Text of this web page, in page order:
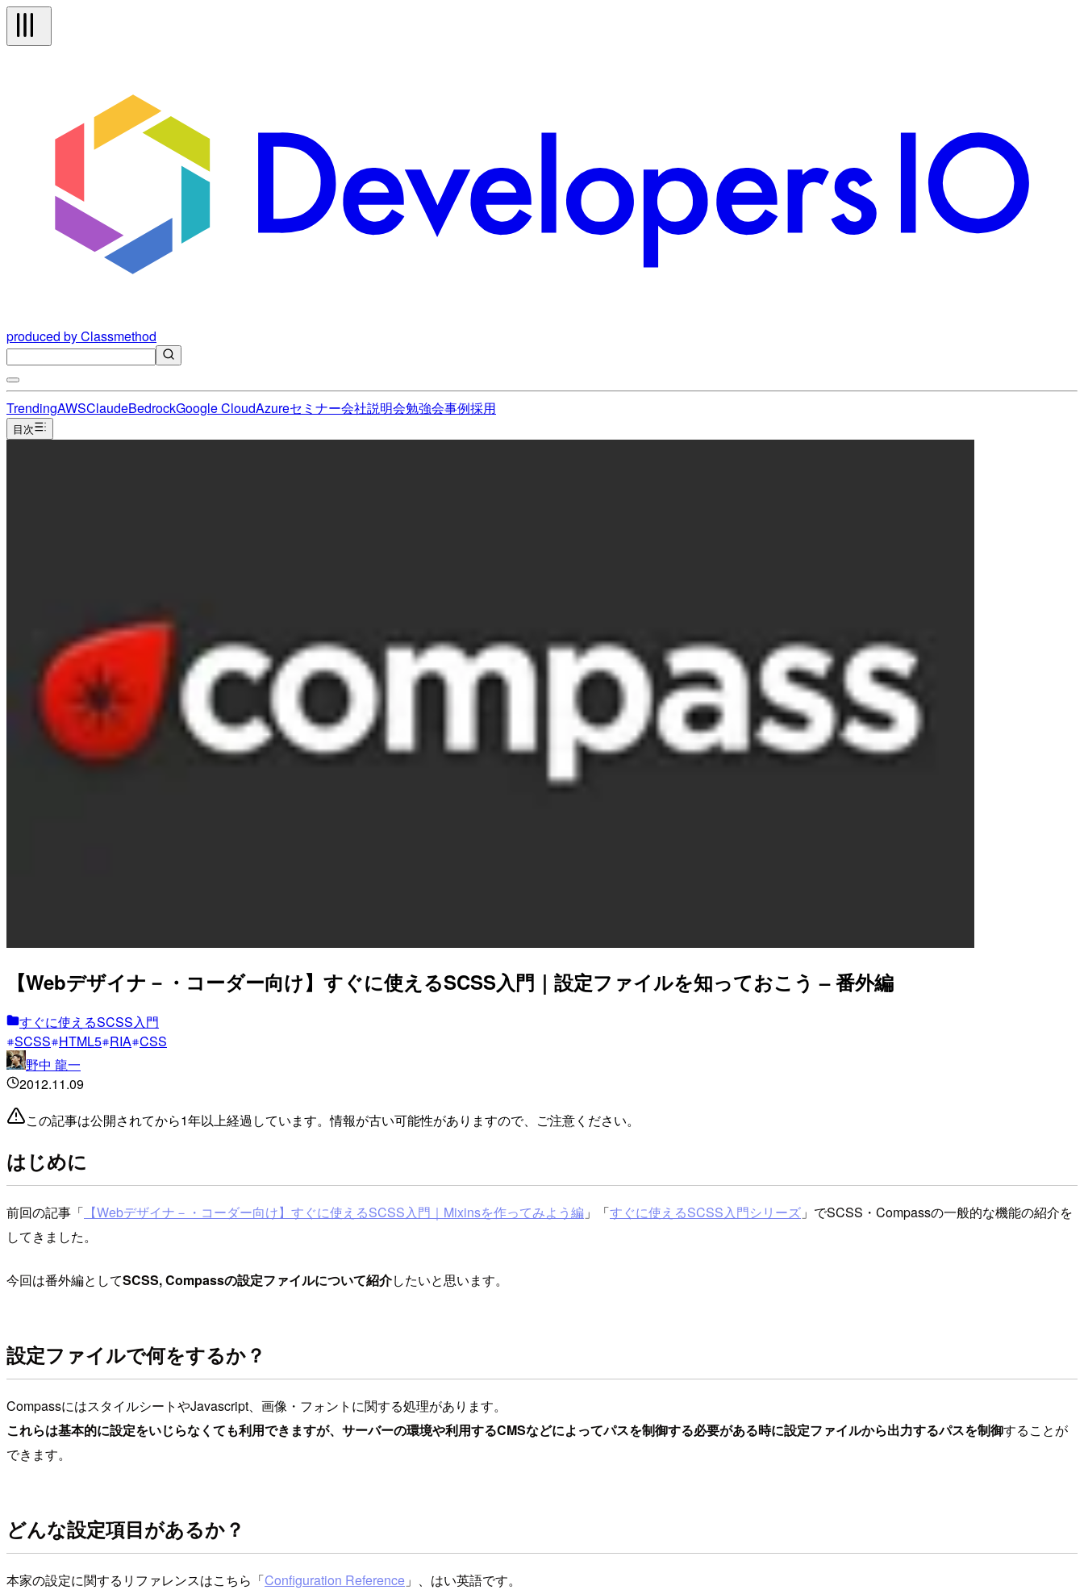
produced by Classmethod
TrendingAWSClaudeBedrockGoogle CloudAzureセミナー会社説明会勉強会事例採用
目次
【Webデザイナ－・コーダー向け】すぐに使えるSCSS入門｜設定ファイルを知っておこう – 番外編
すぐに使えるSCSS入門
SCSS HTML5 RIA CSS
野中 龍一
2012.11.09
この記事は公開されてから1年以上経過しています。情報が古い可能性がありますので、ご注意ください。
はじめに
前回の記事「 【Webデザイナ－・コーダー向け】すぐに使えるSCSS入門｜Mixinsを作ってみよう編 」「すぐに使えるSCSS入門シリーズ 」でSCSS・Compassの一般的な機能の紹介を
してきました。
今回は番外編としてSCSS, Compassの設定ファイルについて紹介したいと思います。
設定ファイルで何をするか？
CompassにはスタイルシートやJavascript、画像・フォントに関する処理があります。
これらは基本的に設定をいじらなくても利用できますが、サーバーの環境や利用するCMSなどによってパスを制御する必要がある時に設定ファイルから出力するパスを制御することが
できます。
どんな設定項目があるか？
本家の設定に関するリファレンスはこちら「Configuration Reference 」、はい英語です。